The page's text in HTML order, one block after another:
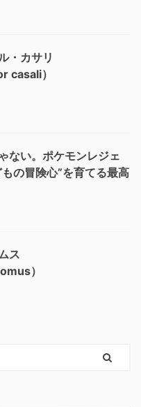
・カサリ
casali）
ない。ポケモンレジェ
の冒険心”を育てる最高
ス
）